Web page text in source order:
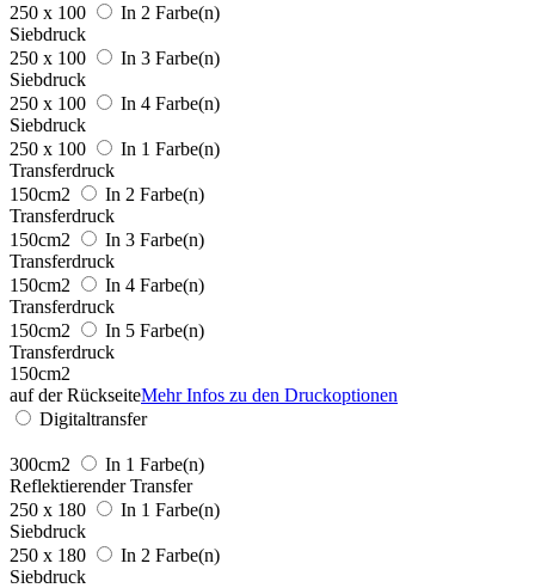
250 x 100
In 2 Farbe(n)
Siebdruck
250 x 100
In 3 Farbe(n)
Siebdruck
250 x 100
In 4 Farbe(n)
Siebdruck
250 x 100
In 1 Farbe(n)
Transferdruck
150cm2
In 2 Farbe(n)
Transferdruck
150cm2
In 3 Farbe(n)
Transferdruck
150cm2
In 4 Farbe(n)
Transferdruck
150cm2
In 5 Farbe(n)
Transferdruck
150cm2
auf der RückseiteMehr Infos zu den Druckoptionen
Digitaltransfer
300cm2
In 1 Farbe(n)
Reflektierender Transfer
250 x 180
In 1 Farbe(n)
Siebdruck
250 x 180
In 2 Farbe(n)
Siebdruck